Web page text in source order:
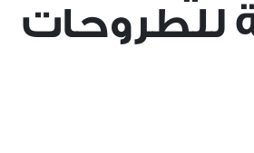
للطروحات